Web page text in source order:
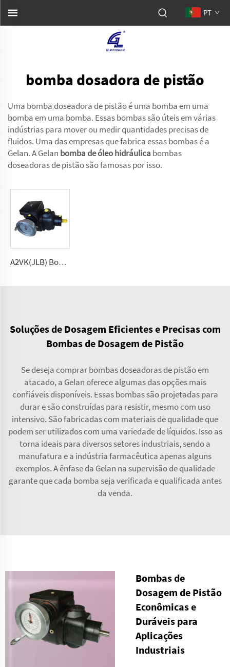
PT
bomba dosadora de pistão
Uma bomba doseadora de pistão é uma bomba em uma
bomba em uma bomba. Essas bombas são úteis em várias
indústrias para mover ou medir quantidades precisas de
fluidos. Uma das empresas que fabrica essas bombas é a
Gelan. A Gelan bomba de óleo hidráulica bombas
doseadoras de pistão são famosas por isso.
A2VK(JLB) Bomba de medição de alta pressão para PU 5, 12, 28, 55, 107, 225 (cm³/rev)
Soluções de Dosagem Eficientes e Precisas com
Bombas de Dosagem de Pistão
Se deseja comprar bombas doseadoras de pistão em
atacado, a Gelan oferece algumas das opções mais
confiáveis disponíveis. Essas bombas são projetadas para
durar e são construídas para resistir, mesmo com uso
intensivo. São fabricadas com materiais de qualidade que
podem ser utilizados com uma variedade de líquidos. Isso as
torna ideais para diversos setores industriais, sendo a
manufatura e a indústria farmacêutica apenas alguns
exemplos. A ênfase da Gelan na supervisão de qualidade
garante que cada bomba seja verificada e qualificada antes
da venda.
Bombas de
Dosagem de Pistão
Econômicas e
Duráveis para
Aplicações
Industriais